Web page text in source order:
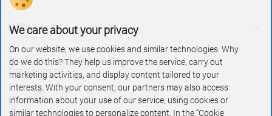
O Play
Znajdź nas na
We care about your privacy
On our website, we use cookies and similar technologies. Why
do we do this? They help us improve the service, carry out
marketing activities, and display content tailored to your
interests. With your consent, our partners may also access
information about your use of our service, using cookies or
similar technologies to personalize content. In the “Cookie